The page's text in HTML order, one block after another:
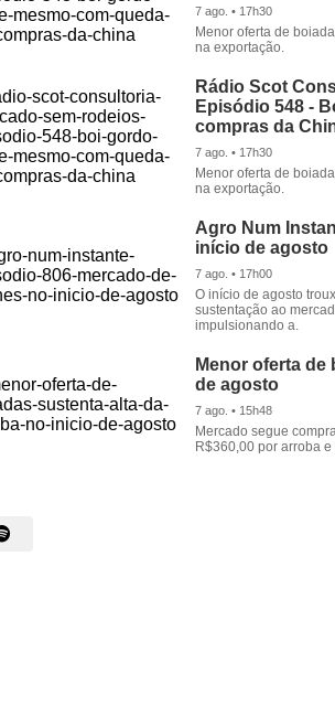
7 ago. • 17h30
Menor oferta de
na exportação.
Rádio Scot
Episódio 548 -
compras da
7 ago. • 17h30
Menor oferta de
na exportação.
Agro Num
início de agosto
7 ago. • 17h00
O início de agosto
sustentação ao
impulsionando a.
Menor oferta
de agosto
7 ago. • 15h48
Mercado segue
R$360,00 por arroba